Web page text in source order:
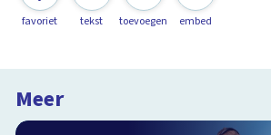
favoriet tekst toevoegen embed
Meer